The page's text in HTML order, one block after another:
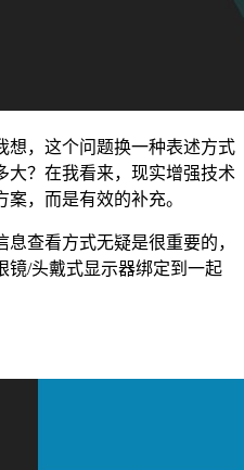
想，这个问题换一种表述方式
大？在我看来，现实增强技术
，而是有效的补充。
查看方式无疑是很重要的，
镜/头戴式显示器绑定到一起